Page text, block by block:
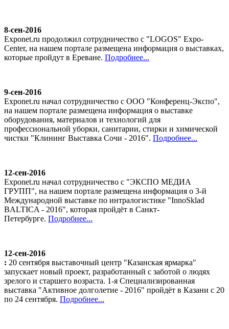
8-сен-2016
Exponet.ru продолжил сотрудничество с "LOGOS" Expo-
Center, на нашем портале размещена информация о выставках,
которые пройдут в Ереване. Подробнее...
9-сен-2016
Exponet.ru начал сотрудничество с ООО "Конференц-Экспо",
на нашем портале размещена информация о выставке
оборудования, материалов и технологий для
профессиональной уборки, санитарии, стирки и химической
чистки "Клининг Выставка Сочи - 2016". Подробнее...
12-сен-2016
Exponet.ru начал сотрудничество с "ЭКСПО МЕДИА
ГРУПП", на нашем портале размещена информация о 3-й
Международной выставке по интралогистике "InnoSklad
BALTICA - 2016", которая пройдёт в Санкт-
Петербурге. Подробнее...
12-сен-2016
: 20 сентября выставочный центр "Казанская ярмарка"
запускает новый проект, разработанный с заботой о людях
зрелого и старшего возраста. 1-я Специализированная
выставка "Активное долголетие - 2016" пройдёт в Казани с 20
по 24 сентября. Подробнее...